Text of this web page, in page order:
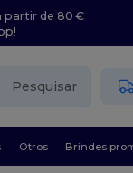
partir de 80 €
Pesquisar
Otros Brindes